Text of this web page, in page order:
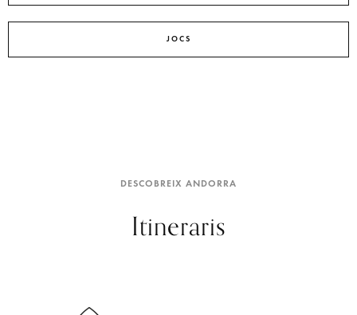
JOCS
DESCOBREIX ANDORRA
Itineraris